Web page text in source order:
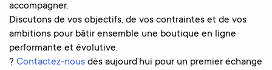
accompagner.
Discutons de vos objectifs, de vos contraintes et de vos
ambitions pour bâtir ensemble une boutique en ligne
performante et évolutive.
? Contactez-nous dès aujourd’hui pour un premier échange